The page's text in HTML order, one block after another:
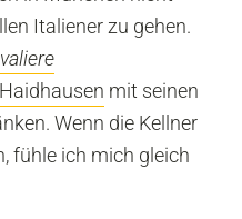
Italiener zu gehen.
Haidhausen mit seinen
Wenn die Kellner
fühle ich mich gleich